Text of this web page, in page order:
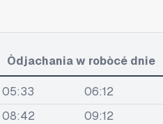
Òdjachania w robòcé dnie
05:33 06:12
08:42 09:12